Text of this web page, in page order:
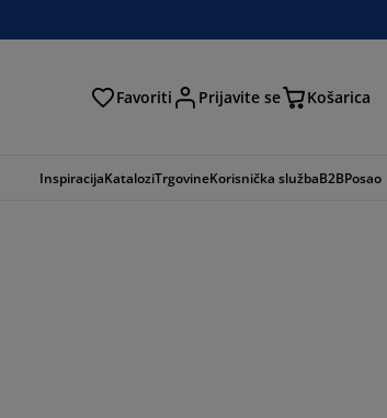
Favoriti Prijavite se Košarica
InspiracijaKataloziTrgovineKorisnička službaB2BPosao